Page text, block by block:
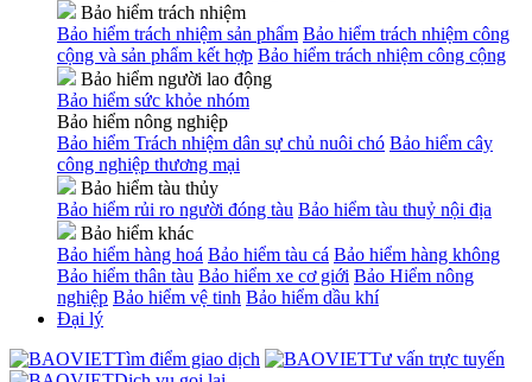
Bảo hiểm trách nhiệm
Bảo hiểm trách nhiệm sản phẩm Bảo hiểm trách nhiệm công
cộng và sản phẩm kết hợp Bảo hiểm trách nhiệm công cộng
Bảo hiểm người lao động
Bảo hiểm sức khỏe nhóm
Bảo hiểm nông nghiệp
Bảo hiểm Trách nhiệm dân sự chủ nuôi chó Bảo hiểm cây
công nghiệp thương mại
Bảo hiểm tàu thủy
Bảo hiểm rủi ro người đóng tàu Bảo hiểm tàu thuỷ nội địa
Bảo hiểm khác
Bảo hiểm hàng hoá Bảo hiểm tàu cá Bảo hiểm hàng không
Bảo hiểm thân tàu Bảo hiểm xe cơ giới Bảo Hiểm nông
nghiệp Bảo hiểm vệ tinh Bảo hiểm dầu khí
Đại lý
Tìm điểm giao dịch
Tư vấn trực tuyến